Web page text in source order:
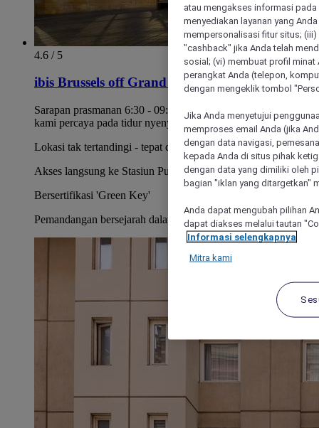
4.6 / 5
ibis Brussels off Grand Place
Sarapan prasmanan 6:30 - 09:30 (akhir pekan hingga 10:30 -
kami percaya pada tidur nyenyak)
Lokasi tak tertandingi - tepat di Grand Place Brussels
Akses langsung ke Stasiun Pusat
Bersertifikasi 'Green Key'
Pemandangan bersejarah dalam jarak berjalan kaki.
atau mengakses informasi
menyediakan layanan yang
mempersonalisasi fitur situs;
"cashback" jika Anda telah
sosial; (vi) membuat profil
perangkat Anda (telepon,
dengan mengeklik tombol
Jika Anda menyetujui
memproses email Anda (jika
dengan data navigasi,
kepada Anda di situs pihak
dengan data yang dimiliki oleh
bagian "iklan yang ditargetkan"
Anda dapat mengubah pilihan
dapat diakses melalui tautan
Informasi selengkapnya
Mitra kami